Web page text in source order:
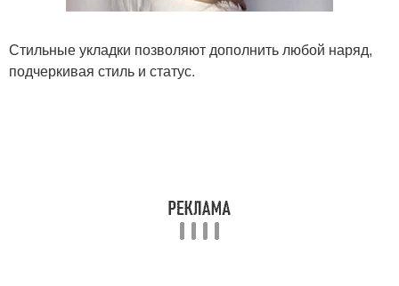
Стильные укладки позволяют дополнить любой наряд,
подчеркивая стиль и статус.